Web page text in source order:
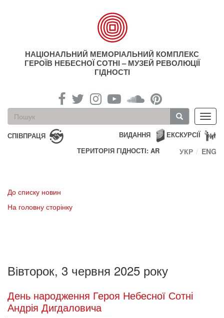
НАЦІОНАЛЬНИЙ МЕМОРІАЛЬНИЙ КОМПЛЕКС
ГЕРОЇВ НЕБЕСНОЇ СОТНІ – МУЗЕЙ РЕВОЛЮЦІЇ
ГІДНОСТІ
Пошукова
форма
Пошук
СПІВПРАЦЯ ЕКСКУРСІЇ
ВИДАННЯ
ТЕРИТОРІЯ ГІДНОСТІ: AR
УКР ENG
До списку новин
На головну сторінку
Вівторок, 3 червня 2025 року
День народження Героя Небесної Сотні
Андрія Дигдаловича